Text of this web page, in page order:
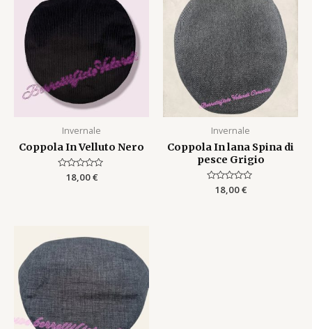
Invernale
Coppola In Velluto Nero
Rated
18,00€
Invernale
Coppola In lana Spina di
pesce Grigio
Rated
18,00€